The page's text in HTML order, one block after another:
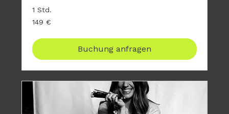
1 Std.
149
Euro
149 €
Buchung anfragen